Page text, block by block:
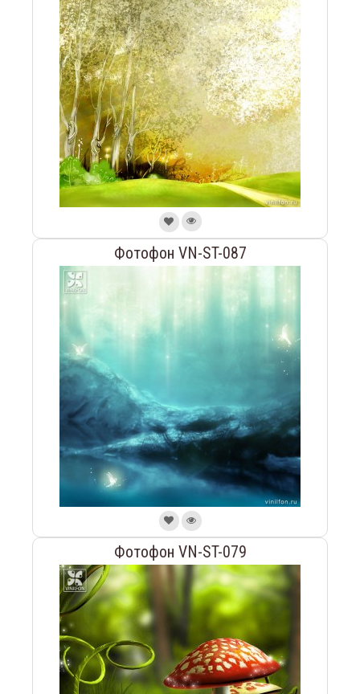
Фотофон VN-ST-087
Фотофон VN-ST-079